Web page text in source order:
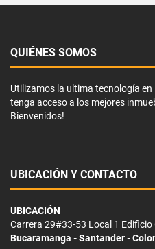
QUIÉNES SOMOS
Utilizamos la ultima tecnología
tenga acceso a los mejores
Bienvenidos!
UBICACIÓN Y CONTACTO
UBICACIÓN
Carrera 29#33-53 Local 1
Bucaramanga - Santander -